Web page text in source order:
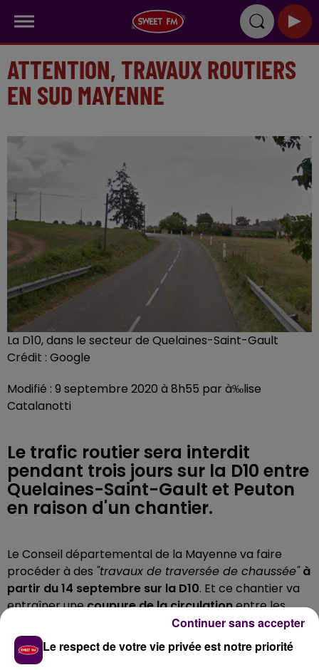
ATTENTION, TRAVAUX ROUTIERS
EN SUD MAYENNE
La D10, dans le secteur de Quelaines-Saint-Gault
Crédit : Google
Modifié : 9 septembre 2020 à 8h55 par à‰lise
Catalanotti
Le trafic routier sera interdit
pendant trois jours sur la D10 entre
Quelaines-Saint-Gault et Peuton
en raison d'un chantier.
Le Conseil départemental de la Mayenne va faire
procéder à des "travaux de traversée de chaussée" à
partir du 14 septembre sur la D10. Et ce chantier va
entraîner unecoupure de la circulationentre les
bourgs de Quelaines-Saint-Gault et de Peuton sur cet
axe, jusqu'au mercredi 16 septembre.
Une déviation
sera mise en place
par les services de la collectivité.
Le respect de votre vie privée est notre priorité
Continuer sans accepter